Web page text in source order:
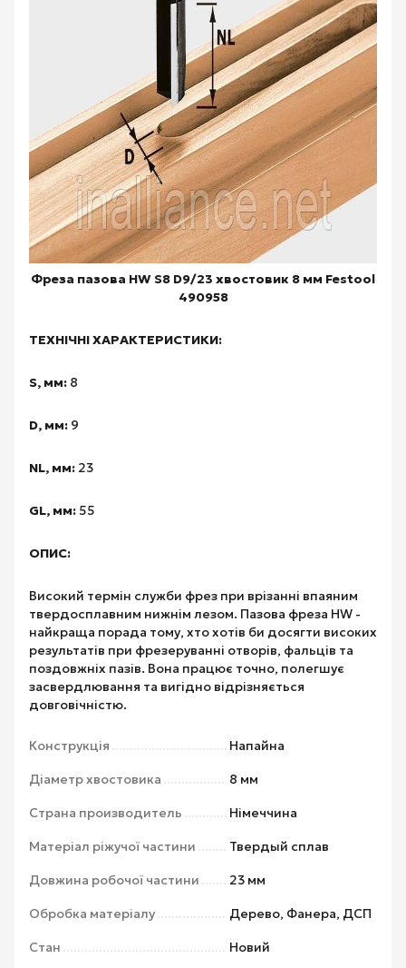
Фреза пазова HW S8 D9/23 хвостовик 8 мм Festool
490958
ТЕХНІЧНІ ХАРАКТЕРИСТИКИ:
S, мм: 8
D, мм: 9
NL, мм: 23
GL, мм: 55
ОПИС:
Високий термін служби фрез при врізанні впаяним
твердосплавним нижнім лезом. Пазова фреза HW -
найкраща порада тому, хто хотів би досягти високих
результатів при фрезеруванні отворів, фальців та
поздовжніх пазів. Вона працює точно, полегшує
засвердлювання та вигідно відрізняється
довговічністю.
Конструкція Напайна
Діаметр хвостовика 8 мм
Страна производитель Німеччина
Матеріал ріжучої частини Твердый сплав
Довжина робочої частини 23 мм
Обробка матеріалу Дерево, Фанера, ДСП
Стан Новий